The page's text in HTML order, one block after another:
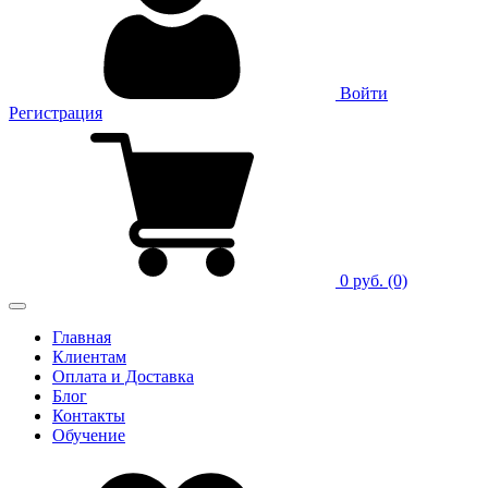
Войти
Регистрация
0 руб. (0)
Главная
Клиентам
Оплата и Доставка
Блог
Контакты
Обучение